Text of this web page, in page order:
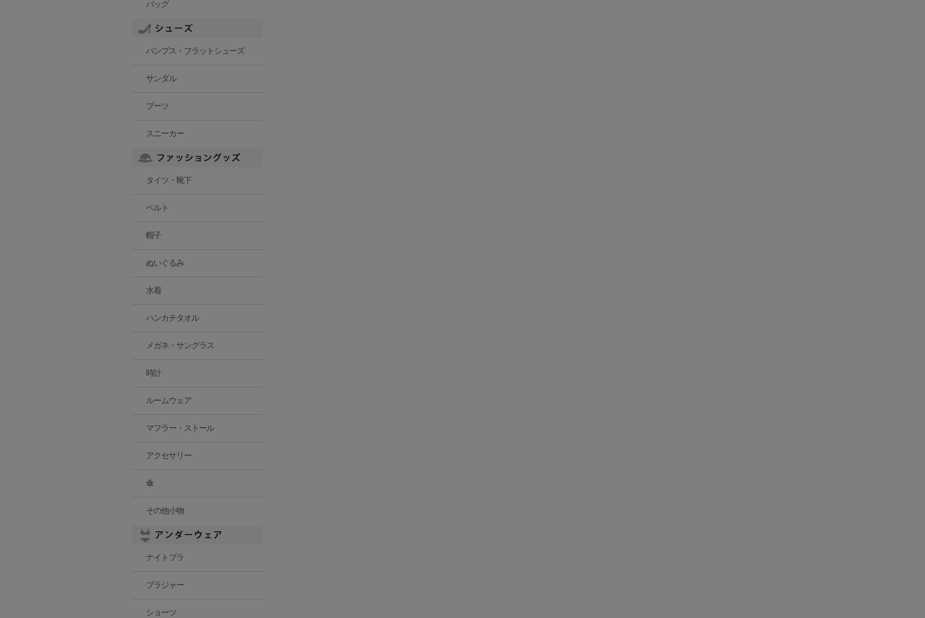
バッグ
パンプス・フラットシューズ
サンダル
ブーツ
スニーカー
タイツ・靴下
ベルト
帽子
ぬいぐるみ
水着
ハンカチタオル
メガネ・サングラス
時計
ルームウェア
マフラー・ストール
アクセサリー
傘
その他小物
ナイトブラ
ブラジャー
ショーツ